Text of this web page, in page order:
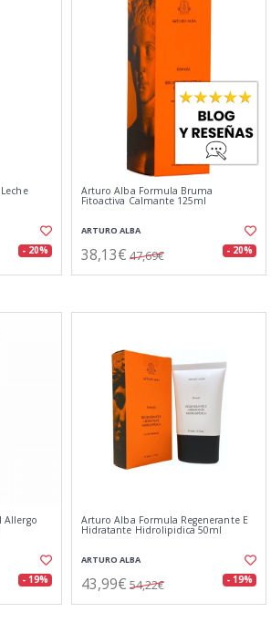
- 20%
Arturo Alba Formula Bruma
Fitoactiva Calmante 125ml
ARTURO ALBA
38,13€ 47,69€ - 20%
Allergo
- 19%
Arturo Alba Formula Regenerante E
Hidratante Hidrolipidica 50ml
ARTURO ALBA
43,99€ 54,22€ - 19%